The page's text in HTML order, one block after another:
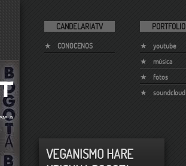
CANDELARIATV
CONOCENOS
PORTFOLIO
youtube
música
fotos
soundcloud
a
VEGANISMO HARE